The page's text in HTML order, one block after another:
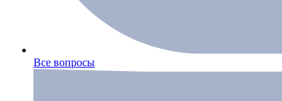
Все вопросы